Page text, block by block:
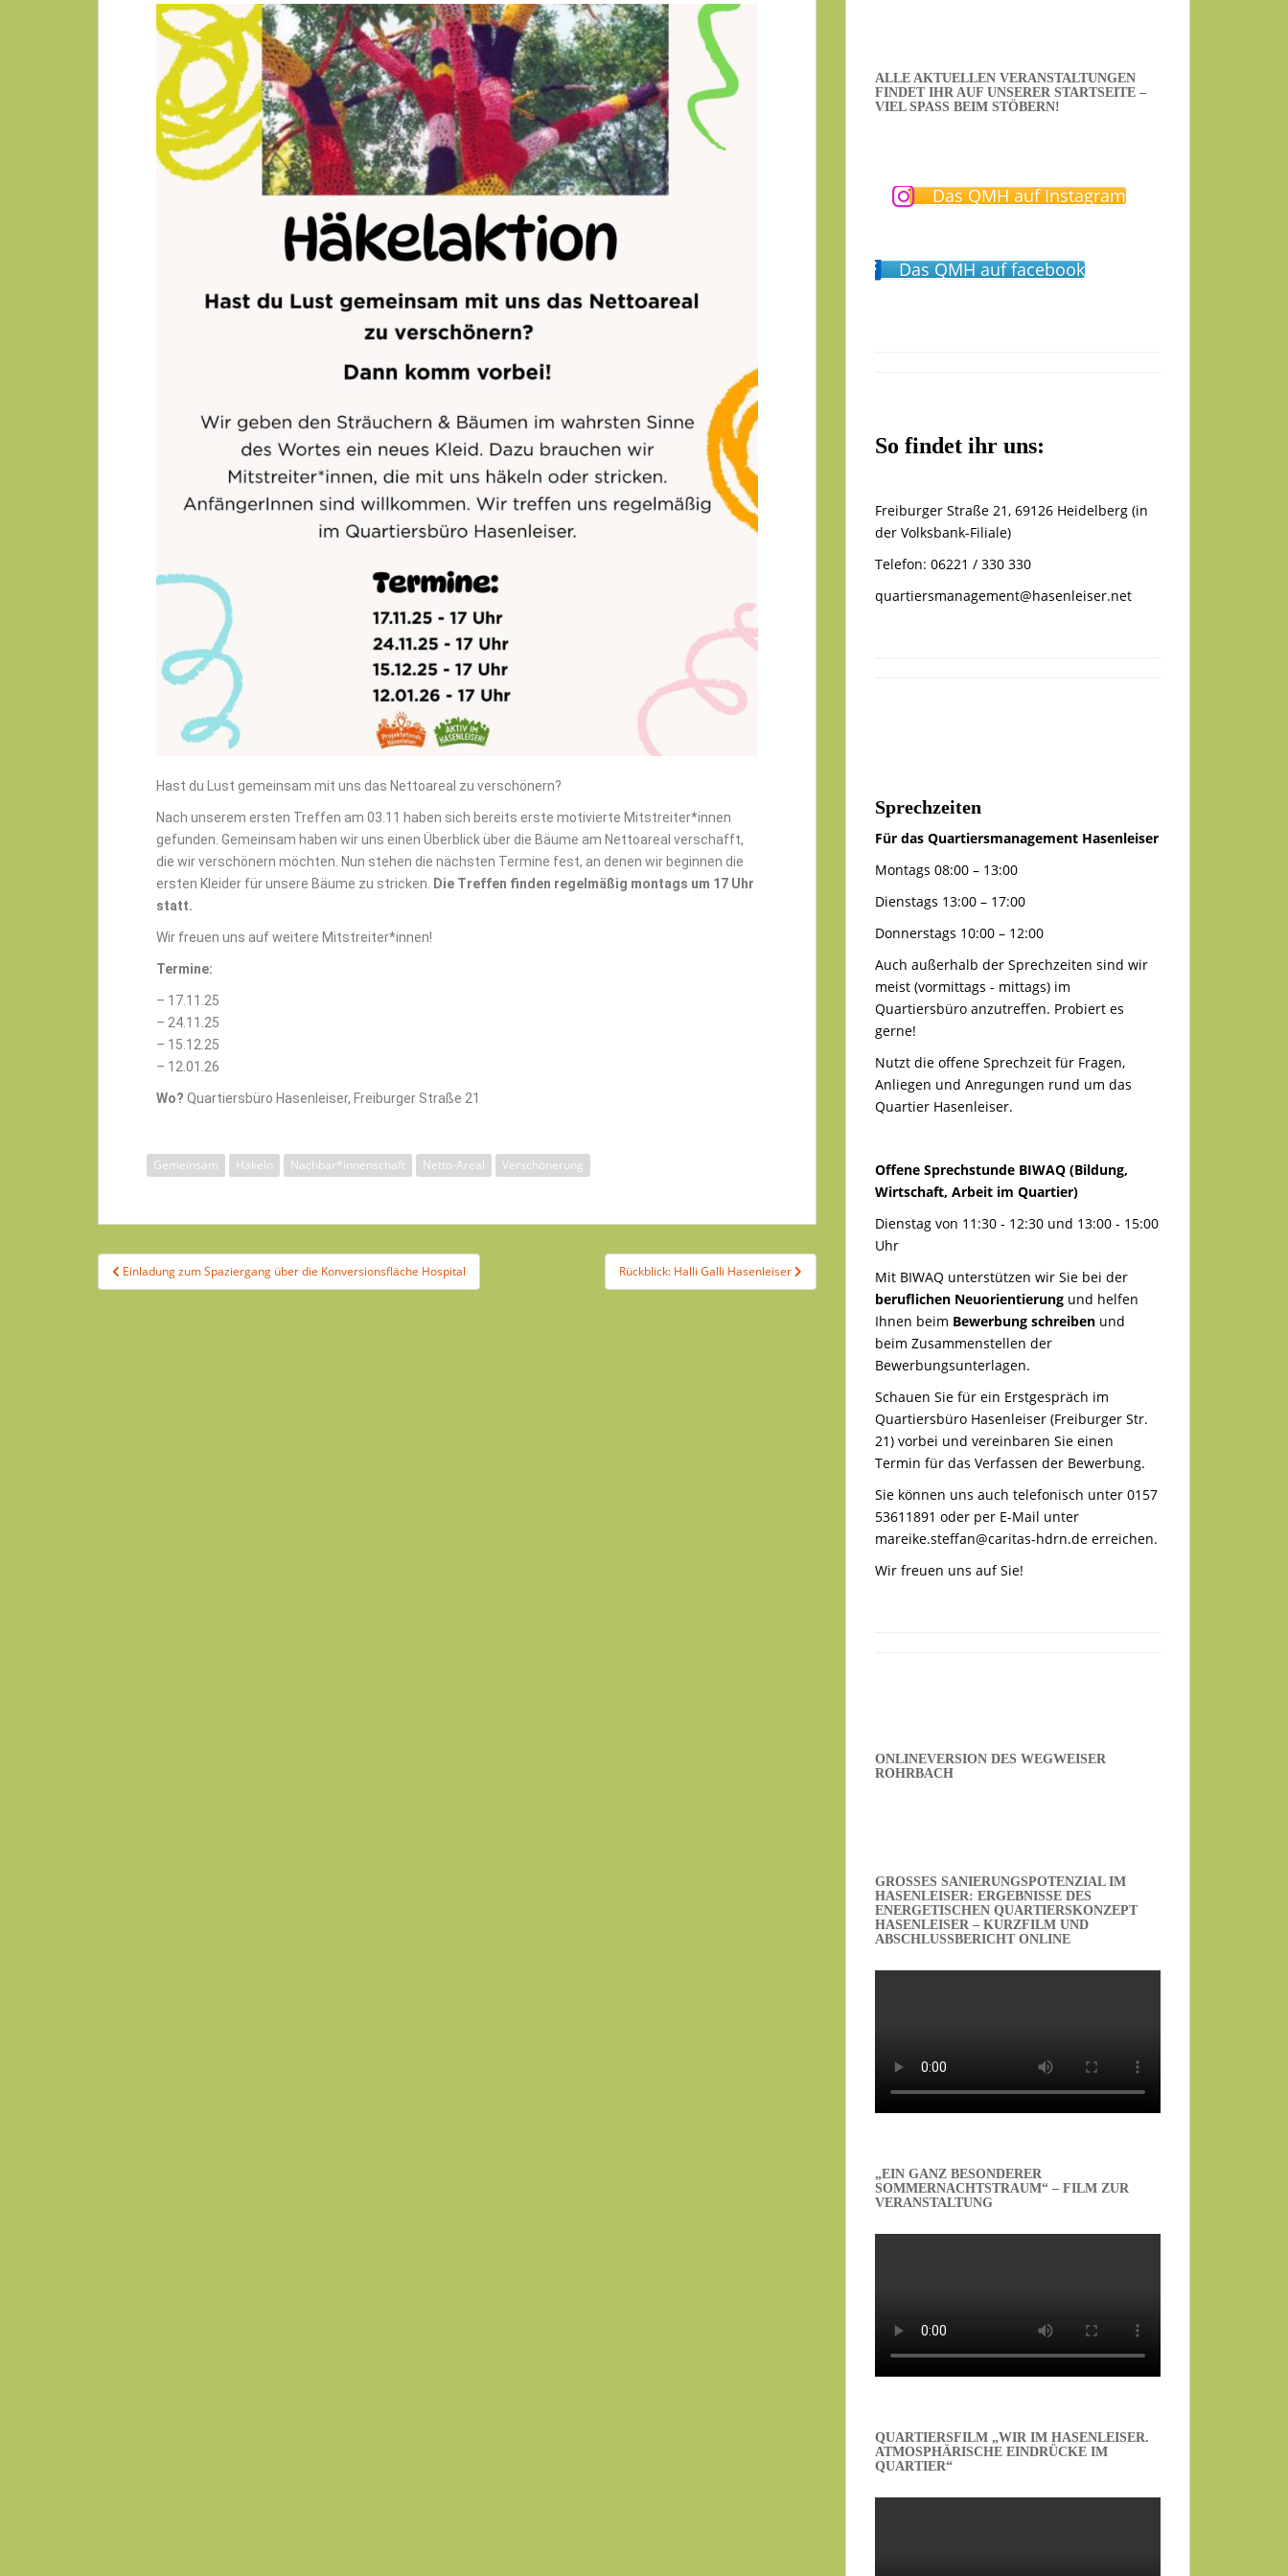
Hast du Lust gemeinsam mit uns das Nettoareal zu verschönern?
Nach unserem ersten Treffen am 03.11 haben sich bereits erste motivierte Mitstreiter*innen
gefunden. Gemeinsam haben wir uns einen Überblick über die Bäume am Nettoareal verschafft,
die wir verschönern möchten. Nun stehen die nächsten Termine fest, an denen wir beginnen die
ersten Kleider für unsere Bäume zu stricken.
Die Treffen finden regelmäßig montags um 17 Uhr
statt.
Wir freuen uns auf weitere Mitstreiter*innen!
Termine:
– 17.11.25
– 24.11.25
– 15.12.25
– 12.01.26
Wo? Quartiersbüro Hasenleiser, Freiburger Straße 21
Gemeinsam Häkeln Nachbar*innenschaft Netto-Areal Verschönerung
Einladung zum Spaziergang über die Konversionsfläche Hospital Rückblick: Halli Galli Hasenleiser
ALLE AKTUELLEN VERANSTALTUNGEN
FINDET IHR AUF UNSERER STARTSEITE –
VIEL SPASS BEIM STÖBERN!
Das QMH auf Instagram
Das QMH auf facebook
So findet ihr uns:
Freiburger Straße 21, 69126 Heidelberg (in
der Volksbank-Filiale)
Telefon: 06221 / 330 330
quartiersmanagement@hasenleiser.net
Sprechzeiten
Für das Quartiersmanagement Hasenleiser
Montags 08:00 – 13:00
Dienstags 13:00 – 17:00
Donnerstags 10:00 – 12:00
Auch außerhalb der Sprechzeiten sind wir
meist (vormittags - mittags) im
Quartiersbüro anzutreffen. Probiert es
gerne!
Nutzt die offene Sprechzeit für Fragen,
Anliegen und Anregungen rund um das
Quartier Hasenleiser.
Offene Sprechstunde BIWAQ (Bildung,
Wirtschaft, Arbeit im Quartier)
Dienstag von 11:30 - 12:30 und 13:00 - 15:00
Uhr
Mit BIWAQ unterstützen wir Sie bei der
beruflichen Neuorientierung und helfen
Ihnen beim Bewerbung schreiben und
beim Zusammenstellen der
Bewerbungsunterlagen.
Schauen Sie für ein Erstgespräch im
Quartiersbüro Hasenleiser (Freiburger Str.
21) vorbei und vereinbaren Sie einen
Termin für das Verfassen der Bewerbung.
Sie können uns auch telefonisch unter 0157
53611891 oder per E-Mail unter
mareike.steffan@caritas-hdrn.de erreichen.
Wir freuen uns auf Sie!
ONLINEVERSION DES WEGWEISER
ROHRBACH
GROSSES SANIERUNGSPOTENZIAL IM H
ASENLEISER: ERGEBNISSE DES E
NERGETISCHEN QUARTIERSKONZEPT H
ASENLEISER – KURZFILM UND A
BSCHLUSSBERICHT ONLINE
„EIN GANZ BESONDERER
SOMMERNACHTSTRAUM“ – FILM ZUR
VERANSTALTUNG
QUARTIERSFILM „WIR IM HASENLEISER.
ATMOSPHÄRISCHE EINDRÜCKE IM
QUARTIER“